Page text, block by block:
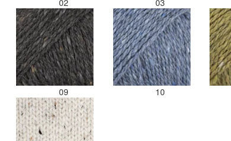
02 03
09 10